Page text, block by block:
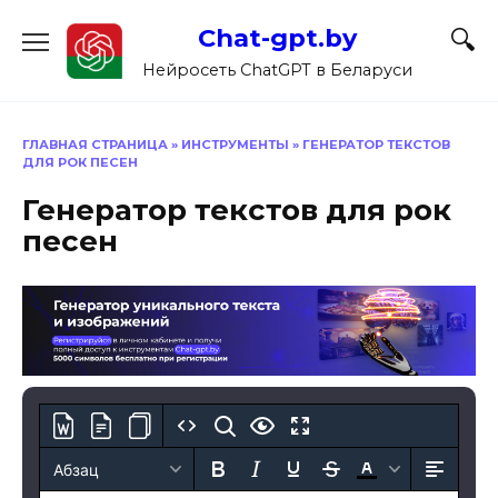
содержанию
Chat-gpt.by
Нейросеть ChatGPT в Беларуси
ГЛАВНАЯ СТРАНИЦА » ИНСТРУМЕНТЫ » ГЕНЕРАТОР ТЕКСТОВ
ДЛЯ РОК ПЕСЕН
Генератор текстов для рок
песен
Абзац